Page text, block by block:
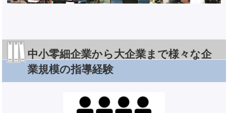
中小零細企業から大企業まで様々な企
業規模の指導経験